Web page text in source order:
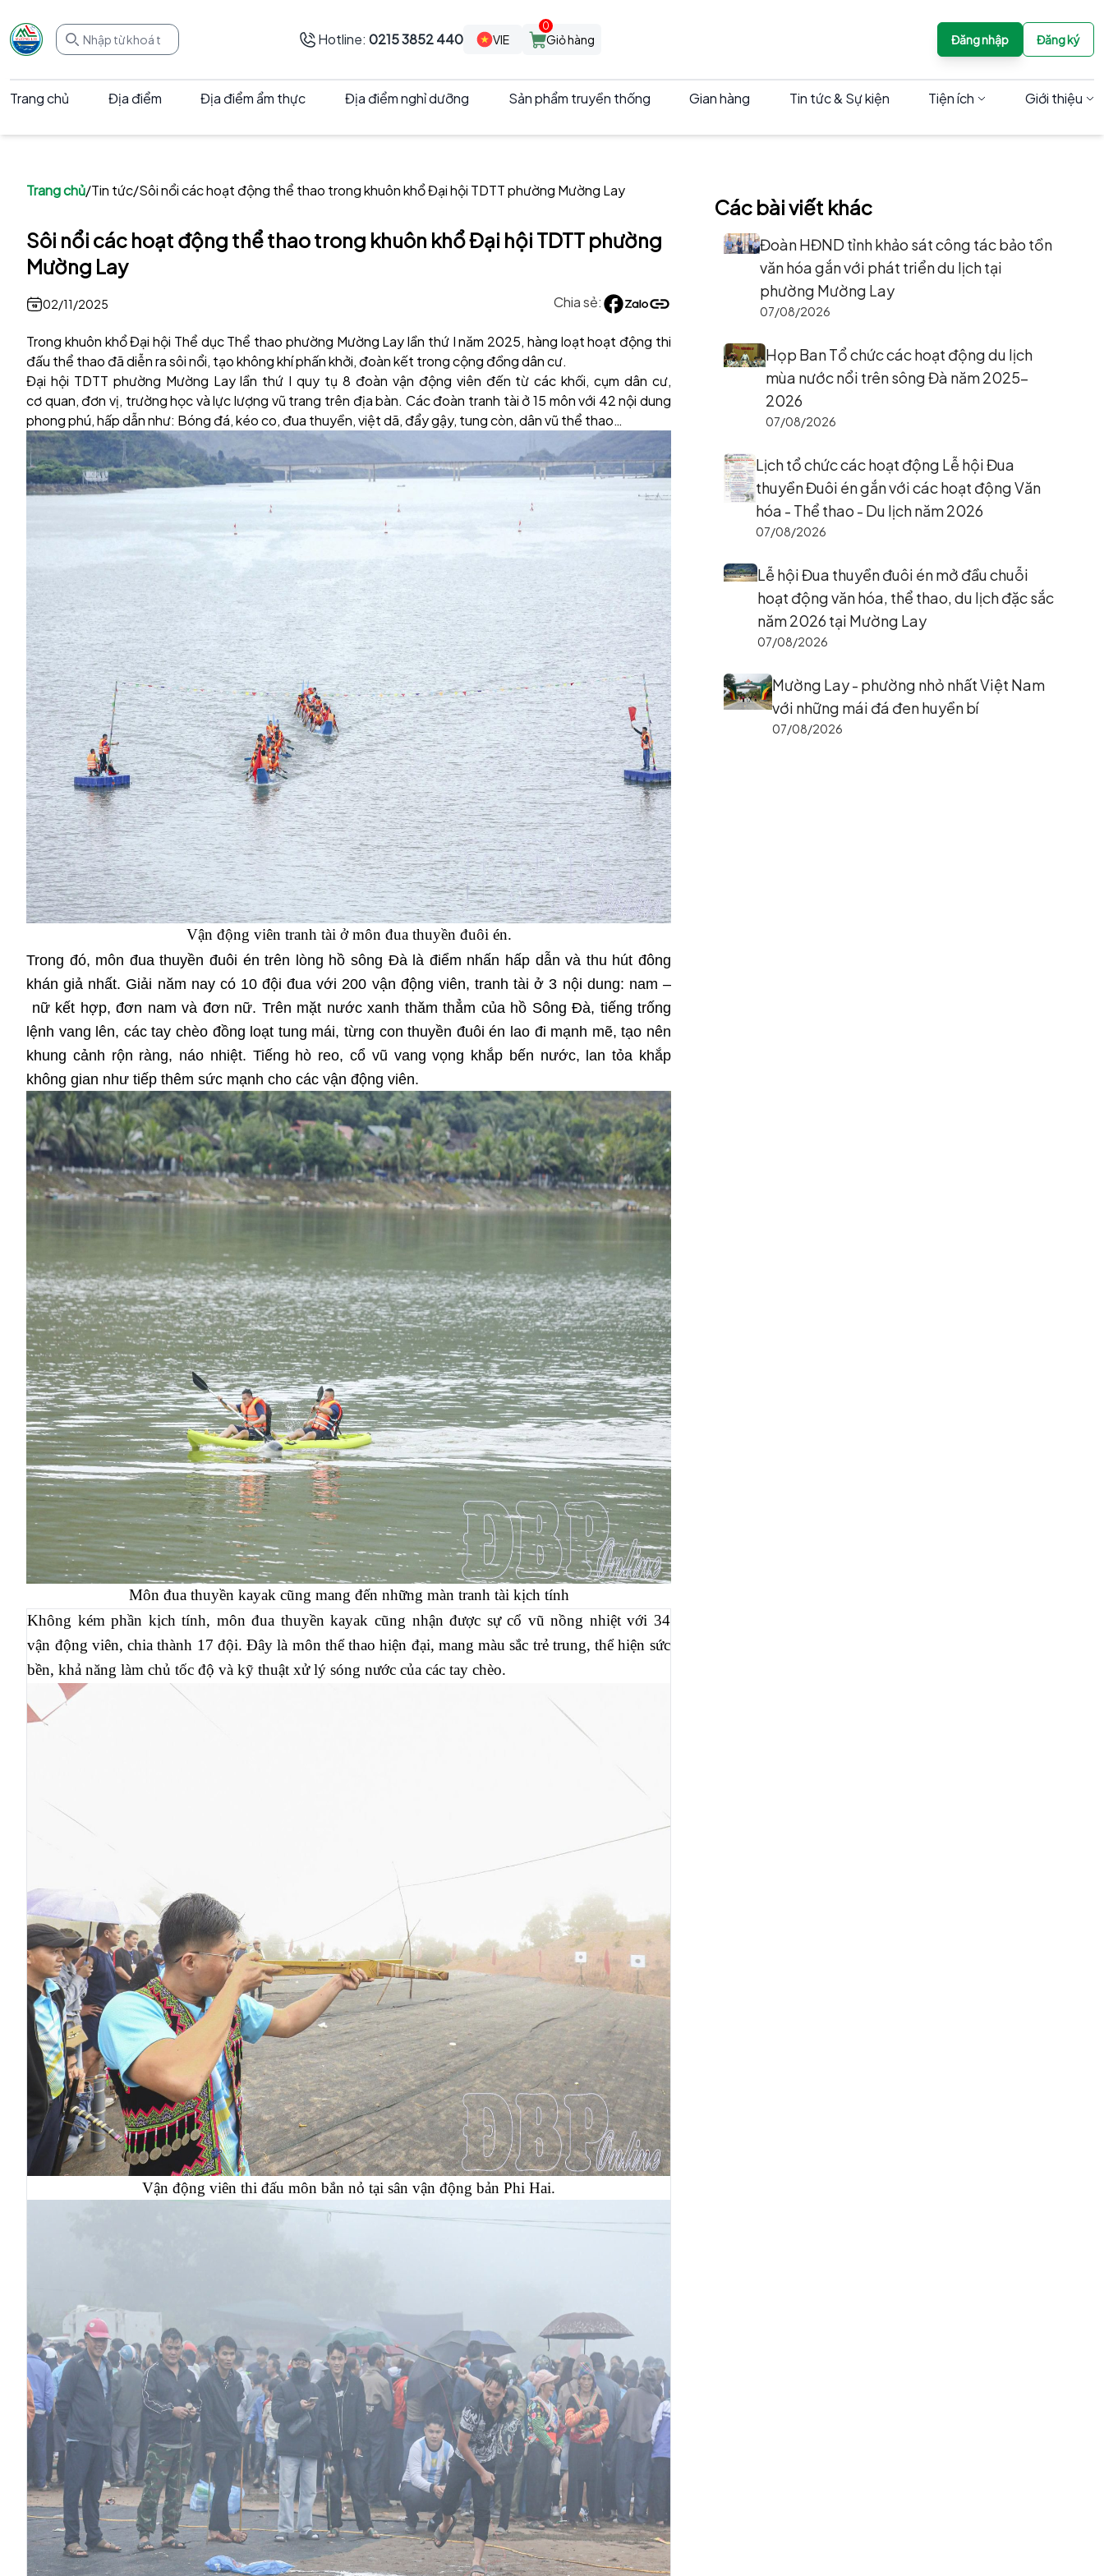
Hotline: 0215 3852 440 VIE
0
Giỏ hàng Đăng nhập Đăng ký
Trang chủ Địa điểm Địa điểm ẩm thực Địa điểm nghỉ dưỡng Sản phẩm truyền thống Gian hàng Tin tức & Sự kiện Tiện ích Giới thiệu
Trang chủ/Tin tức/Sôi nổi các hoạt động thể thao trong khuôn khổ Đại hội TDTT phường Mường Lay
Sôi nổi các hoạt động thể thao trong khuôn khổ Đại hội TDTT phường
Mường Lay
02/11/2025 Chia sẻ:
Trong khuôn khổ Đại hội Thể dục Thể thao phường Mường Lay lần thứ I năm 2025, hàng loạt hoạt động thi
đấu thể thao đã diễn ra sôi nổi, tạo không khí phấn khởi, đoàn kết trong cộng đồng dân cư.
Đại hội TDTT phường Mường Lay lần thứ I quy tụ 8 đoàn vận động viên đến từ các khối, cụm dân cư,
cơ quan, đơn vị, trường học và lực lượng vũ trang trên địa bàn. Các đoàn tranh tài ở 15 môn với 42 nội dung
phong phú, hấp dẫn như: Bóng đá, kéo co, đua thuyền, việt dã, đẩy gậy, tung còn, dân vũ thể thao…
Vận động viên tranh tài ở môn đua thuyền đuôi én.
Trong đó, môn đua thuyền đuôi én trên lòng hồ sông Đà là điểm nhấn hấp dẫn và thu hút đông
khán giả nhất. Giải năm nay có 10 đội đua với 200 vận động viên, tranh tài ở 3 nội dung: nam –
nữ kết hợp, đơn nam và đơn nữ. Trên mặt nước xanh thăm thẳm của hồ Sông Đà, tiếng trống
lệnh vang lên, các tay chèo đồng loạt tung mái, từng con thuyền đuôi én lao đi mạnh mẽ, tạo nên
khung cảnh rộn ràng, náo nhiệt. Tiếng hò reo, cổ vũ vang vọng khắp bến nước, lan tỏa khắp
không gian như tiếp thêm sức mạnh cho các vận động viên.
Môn đua thuyền kayak cũng mang đến những màn tranh tài kịch tính
Không kém phần kịch tính, môn đua thuyền kayak cũng nhận được sự cổ vũ nồng nhiệt với 34
vận động viên, chia thành 17 đội. Đây là môn thể thao hiện đại, mang màu sắc trẻ trung, thể hiện sức
bền, khả năng làm chủ tốc độ và kỹ thuật xử lý sóng nước của các tay chèo.
Vận động viên thi đấu môn bắn nỏ tại sân vận động bản Phi Hai.
Các bài viết khác
Đoàn HĐND tỉnh khảo sát công tác bảo tồn
văn hóa gắn với phát triển du lịch tại
phường Mường Lay
07/08/2026
Họp Ban Tổ chức các hoạt động du lịch
mùa nước nổi trên sông Đà năm 2025–
2026
07/08/2026
Lịch tổ chức các hoạt động Lễ hội Đua
thuyền Đuôi én gắn với các hoạt động Văn
hóa - Thể thao - Du lịch năm 2026
07/08/2026
Lễ hội Đua thuyền đuôi én mở đầu chuỗi
hoạt động văn hóa, thể thao, du lịch đặc sắc
năm 2026 tại Mường Lay
07/08/2026
Mường Lay - phường nhỏ nhất Việt Nam
với những mái đá đen huyền bí
07/08/2026